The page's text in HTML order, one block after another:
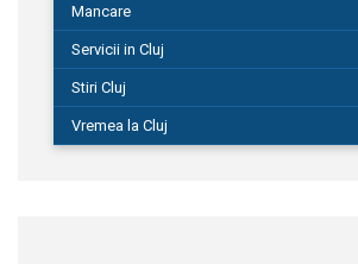
Mancare
Servicii in Cluj
Stiri Cluj
Vremea la Cluj